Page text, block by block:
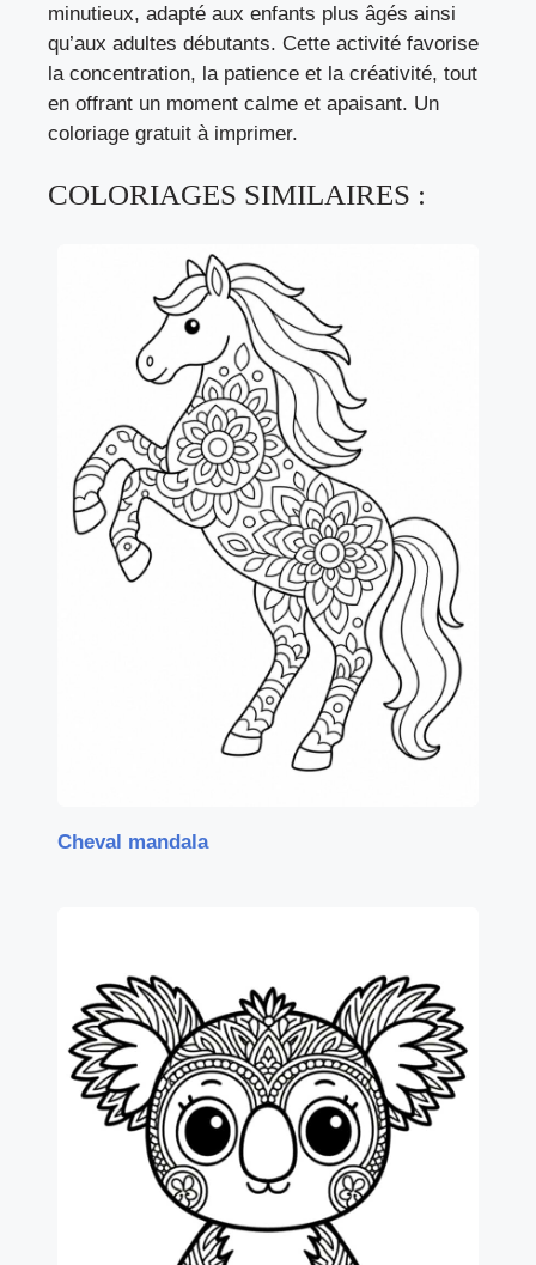
minutieux, adapté aux enfants plus âgés ainsi
qu’aux adultes débutants. Cette activité favorise
la concentration, la patience et la créativité, tout
en offrant un moment calme et apaisant. Un
coloriage gratuit à imprimer.
COLORIAGES SIMILAIRES :
Cheval mandala